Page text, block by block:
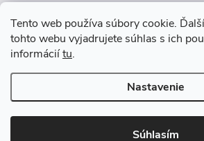
Tento web používa súbory cookie.
tohto webu vyjadrujete súhlas s ich
informáciítu.
Nastavenie
Súhlasím
IČ DPH: SK2023283680
Konateľ: Ondrej Fudaly
Tel: +421 911 565 363
Copyright 2026F-STAV ENERGY.